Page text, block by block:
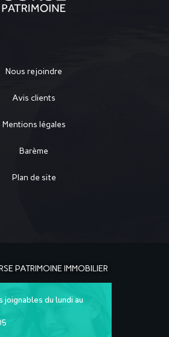
Nous rejoindre
Avis clients
Mentions légales
Barème
Plan de site
PATRIMOINE IMMOBILIER
joignables du lundi au